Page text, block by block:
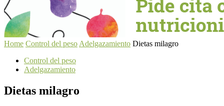
Home Control del peso Adelgazamiento Dietas milagro
Control del peso
Adelgazamiento
Dietas milagro